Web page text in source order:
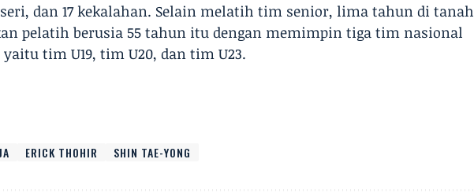
seri, dan 17 kekalahan. Selain melatih tim senior, lima tahun di tanah
pelatih berusia 55 tahun itu dengan memimpin tiga tim nasional
tim U19, tim U20, dan tim U23.
ERICK THOHIR SHIN TAE-YONG